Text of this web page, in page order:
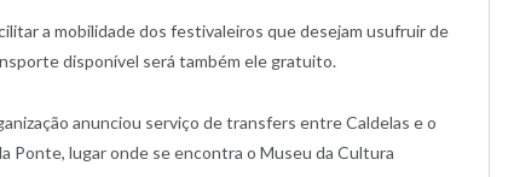
a mobilidade dos festivaleiros que desejam usufruir de
disponível será também ele gratuito.
anunciou serviço de transfers entre Caldelas e o
Ponte, lugar onde se encontra o Museu da Cultura